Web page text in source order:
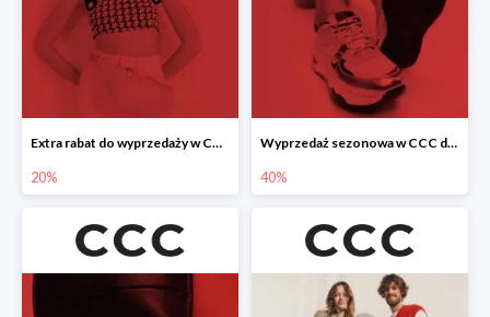
Extra rabat do wyprzedaży w CCC -20%
20%
Wyprzedaż sezonowa w CCC do -40%
40%